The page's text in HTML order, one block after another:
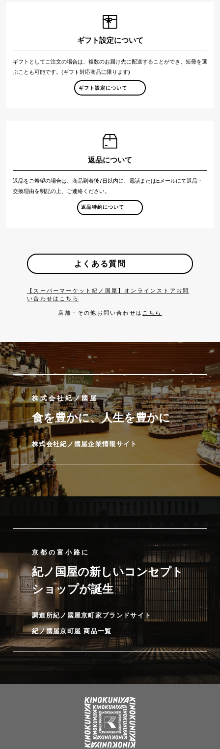
ギフト設定について
ギフトとしてご注文の場合は、複数のお届け先に配送することができ、短冊を選
ぶことも可能です。(ギフト対応商品に限ります)
ギフト設定について
返品について
返品をご希望の場合は、商品到着後7日以内に、電話またはEメールにて返品・
交換理由を明記の上、ご連絡ください。
返品特約について
よくある質問
【スーパーマーケット紀ノ国屋】オンラインストアお問
い合わせはこちら
店舗・その他お問い合わせは こちら
株式会社紀ノ國屋
食を豊かに、人生を豊かに
株式会社紀ノ國屋企業情報サイト
京都の富小路に
紀ノ国屋の新しいコンセプト
ショップが誕生
調進所紀ノ國屋京町家ブランドサイト
紀ノ國屋京町屋 商品一覧